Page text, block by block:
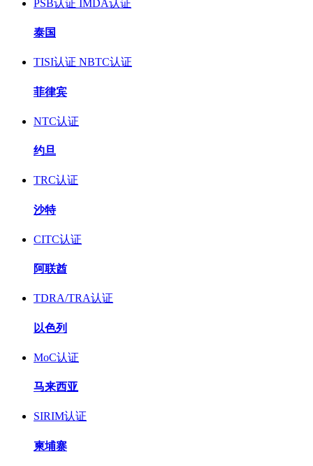
PSB认证 IMDA认证
泰国
TISI认证 NBTC认证
菲律宾
NTC认证
约旦
TRC认证
沙特
CITC认证
阿联酋
TDRA/TRA认证
以色列
MoC认证
马来西亚
SIRIM认证
柬埔寨